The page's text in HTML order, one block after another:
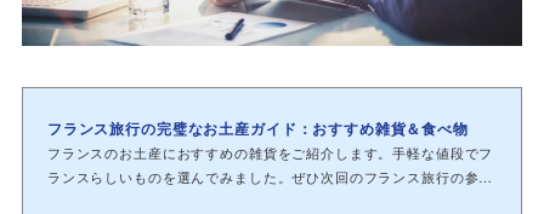
フランス旅行の完璧なお土産ガイド：おすすめ雑貨＆食べ物
フランスのお土産におすすめの雑貨をご紹介します。手軽な値段でフ
ランスらしいものを選んでみました。ぜひ次回のフランス旅行の参考